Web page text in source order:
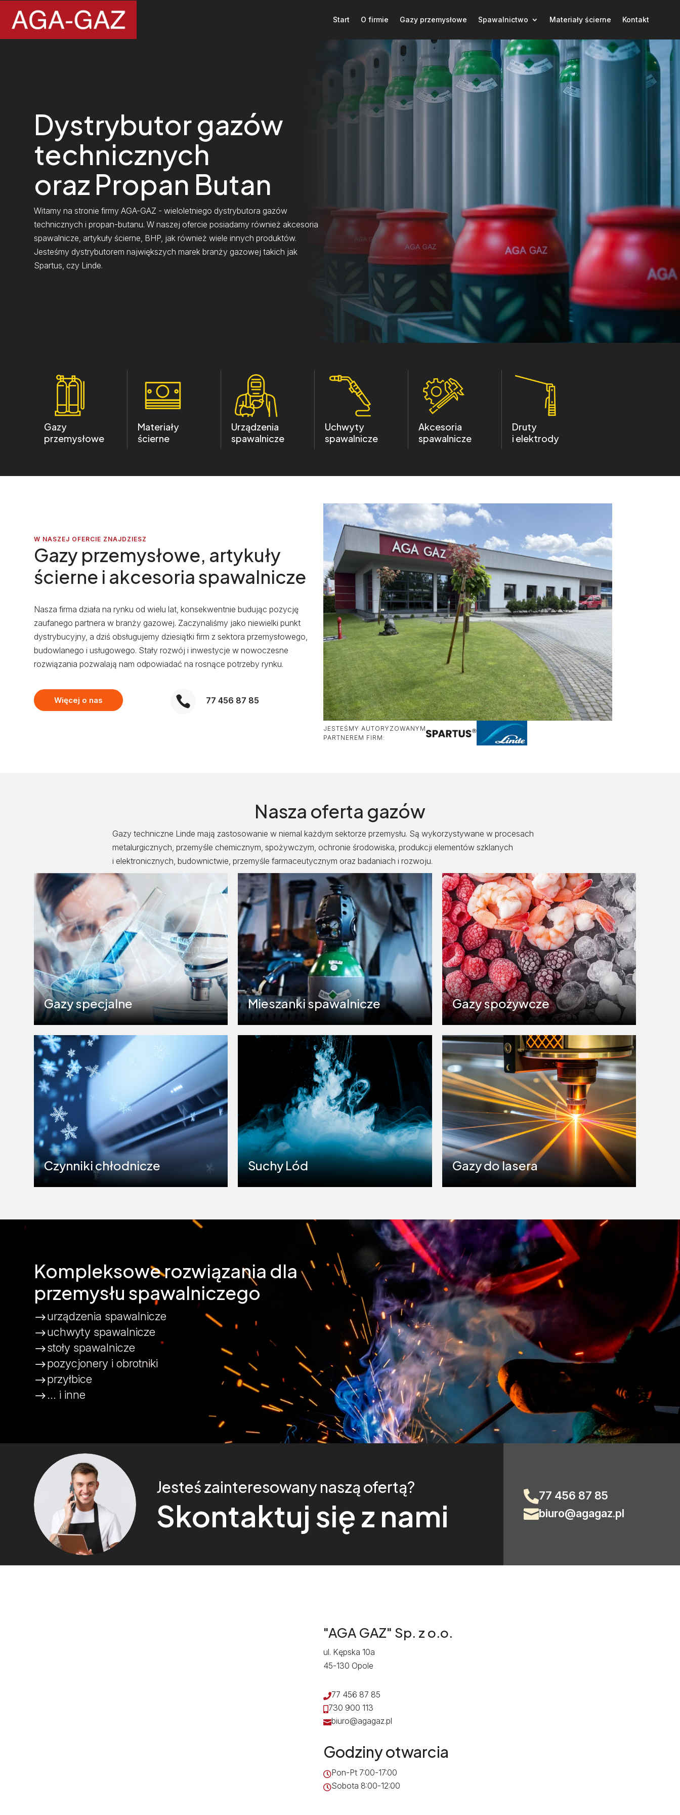
Start O firmie Gazy przemysłowe Spawalnictwo Materiały ścierne Kontakt
Dystrybutor gazów
technicznych
oraz Propan Butan
Witamy na stronie firmy AGA-GAZ - wieloletniego dystrybutora gazów
technicznych i propan-butanu. W naszej ofercie posiadamy również akcesoria
spawalnicze, artykuły ścierne, BHP, jak również wiele innych produktów.
Jesteśmy dystrybutorem największych marek branży gazowej takich jak
Spartus, czy Linde.
Gazy
przemysłowe
Materiały
ścierne
Urządzenia
spawalnicze
Uchwyty
spawalnicze
Akcesoria
spawalnicze
Druty
i elektrody
W NASZEJ OFERCIE ZNAJDZIESZ
Gazy przemysłowe, artykuły
ścierne i akcesoria spawalnicze
Nasza firma działa na rynku od wielu lat, konsekwentnie budując pozycję
zaufanego partnera w branży gazowej. Zaczynaliśmy jako niewielki punkt
dystrybucyjny, a dziś obsługujemy dziesiątki firm z sektora przemysłowego,
budowlanego i usługowego. Stały rozwój i inwestycje w nowoczesne
rozwiązania pozwalają nam odpowiadać na rosnące potrzeby rynku.
Więcej o nas  77 456 87 85
JESTEŚMY AUTORYZOWANYM
PARTNEREM FIRM:
Nasza oferta gazów
Gazy techniczne Linde mają zastosowanie w niemal każdym sektorze przemysłu. Są wykorzystywane w procesach
metalurgicznych, przemyśle chemicznym, spożywczym, ochronie środowiska, produkcji elementów szklanych
i elektronicznych, budownictwie, przemyśle farmaceutycznym oraz badaniach i rozwoju.
Gazy specjalne Mieszanki spawalnicze Gazy spożywcze
Czynniki chłodnicze Suchy Lód Gazy do lasera
Kompleksowe rozwiązania dla
przemysłu spawalniczego
$urządzenia spawalnicze
$uchwyty spawalnicze
$stoły spawalnicze
$pozycjonery i obrotniki
$przyłbice
$... i inne
Jesteś zainteresowany naszą ofertą?
Skontaktuj się z nami
77 456 87 85
biuro@agagaz.pl
"AGA GAZ" Sp. z o.o.
ul. Kępska 10a
45-130 Opole
77 456 87 85
730 900 113
biuro@agagaz.pl
Godziny otwarcia
Pon-Pt 7:00-17:00
Sobota 8:00-12:00